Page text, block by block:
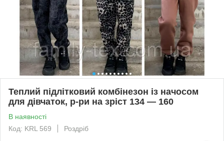
Теплий підлітковий комбінезон із начосом
для дівчаток, р-ри на зріст 134 — 160
В наявності
Код: KRL 569
Роздріб